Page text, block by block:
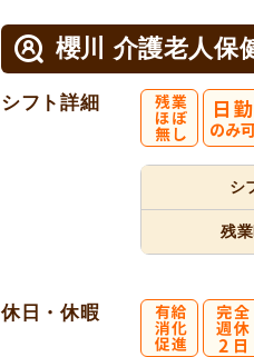
櫻川 介護老人保
シフト詳細
シ
残
休日・休暇